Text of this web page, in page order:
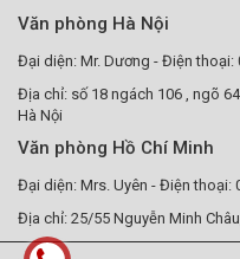
Văn phòng Hà Nội
Đại diện: Mr. Dương - Điện thoại:
Địa chỉ: số 18 ngách 106 , ngõ
Hà Nội
Văn phòng Hồ Chí Minh
Đại diện: Mrs. Uyên - Điện thoại:
Địa chỉ: 25/55 Nguyễn Minh